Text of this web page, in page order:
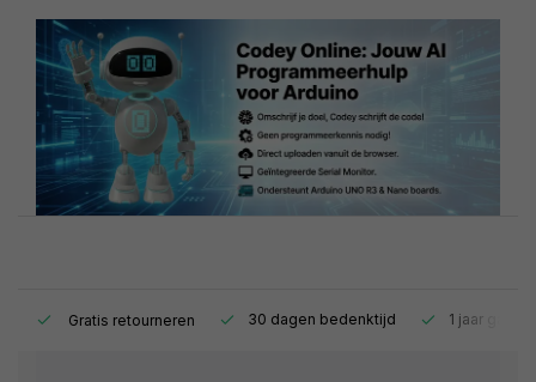
Gratis retourneren 30 dagen bedenktijd 1 jaar